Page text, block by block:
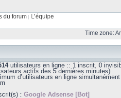
du forum | L’équipe
Time zone:
utilisateurs en ligne :: 1 inscrit, 0
actifs des 5 dernières minutes)
d’utilisateurs en ligne
: Google Adsense [Bot]